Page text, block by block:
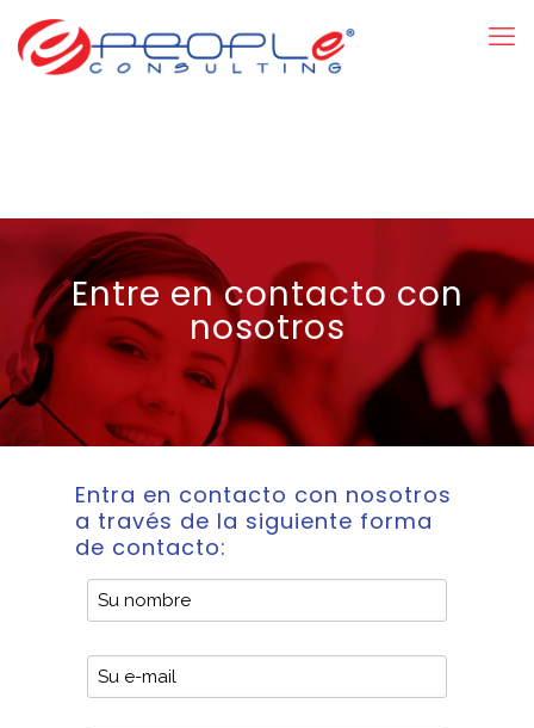
Entre en contacto con
nosotros
Entra en contacto con nosotros
a través de la siguiente forma
de contacto: